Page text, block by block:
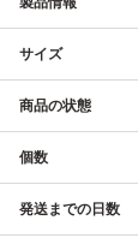
サイズ
商品の状態
個数
発送までの日数